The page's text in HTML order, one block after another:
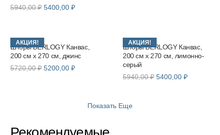
5940,00₽ Первоначальная
5940,00 ₽.
5400,00 ₽Текущая
АКЦИЯ!
Шторы BERLOGY Канвас,
200 см х 270 см, джинс
5720,00₽ Первоначальная
5200,00 ₽Текущая
АКЦИЯ!
Шторы BERLOGY Канвас,
200 см х 270 см, лимонно-
серый
5940,00₽ Первоначальная
5400,00 ₽Текущая
Показать Еще